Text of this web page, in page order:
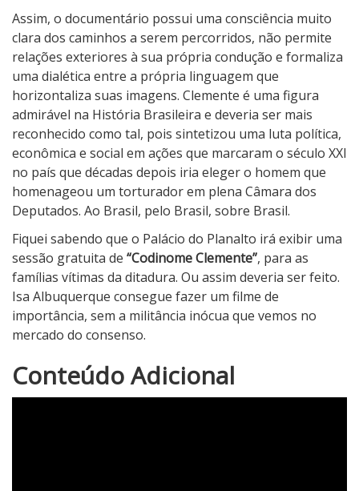
Assim, o documentário possui uma consciência muito
clara dos caminhos a serem percorridos, não permite
relações exteriores à sua própria condução e formaliza
uma dialética entre a própria linguagem que
horizontaliza suas imagens. Clemente é uma figura
admirável na História Brasileira e deveria ser mais
reconhecido como tal, pois sintetizou uma luta política,
econômica e social em ações que marcaram o século XXI
no país que décadas depois iria eleger o homem que
homenageou um torturador em plena Câmara dos
Deputados. Ao Brasil, pelo Brasil, sobre Brasil.
Fiquei sabendo que o Palácio do Planalto irá exibir uma
sessão gratuita de “Codinome Clemente”, para as
famílias vítimas da ditadura. Ou assim deveria ser feito.
Isa Albuquerque consegue fazer um filme de
importância, sem a militância inócua que vemos no
mercado do consenso.
N
o
Conteúdo Adicional